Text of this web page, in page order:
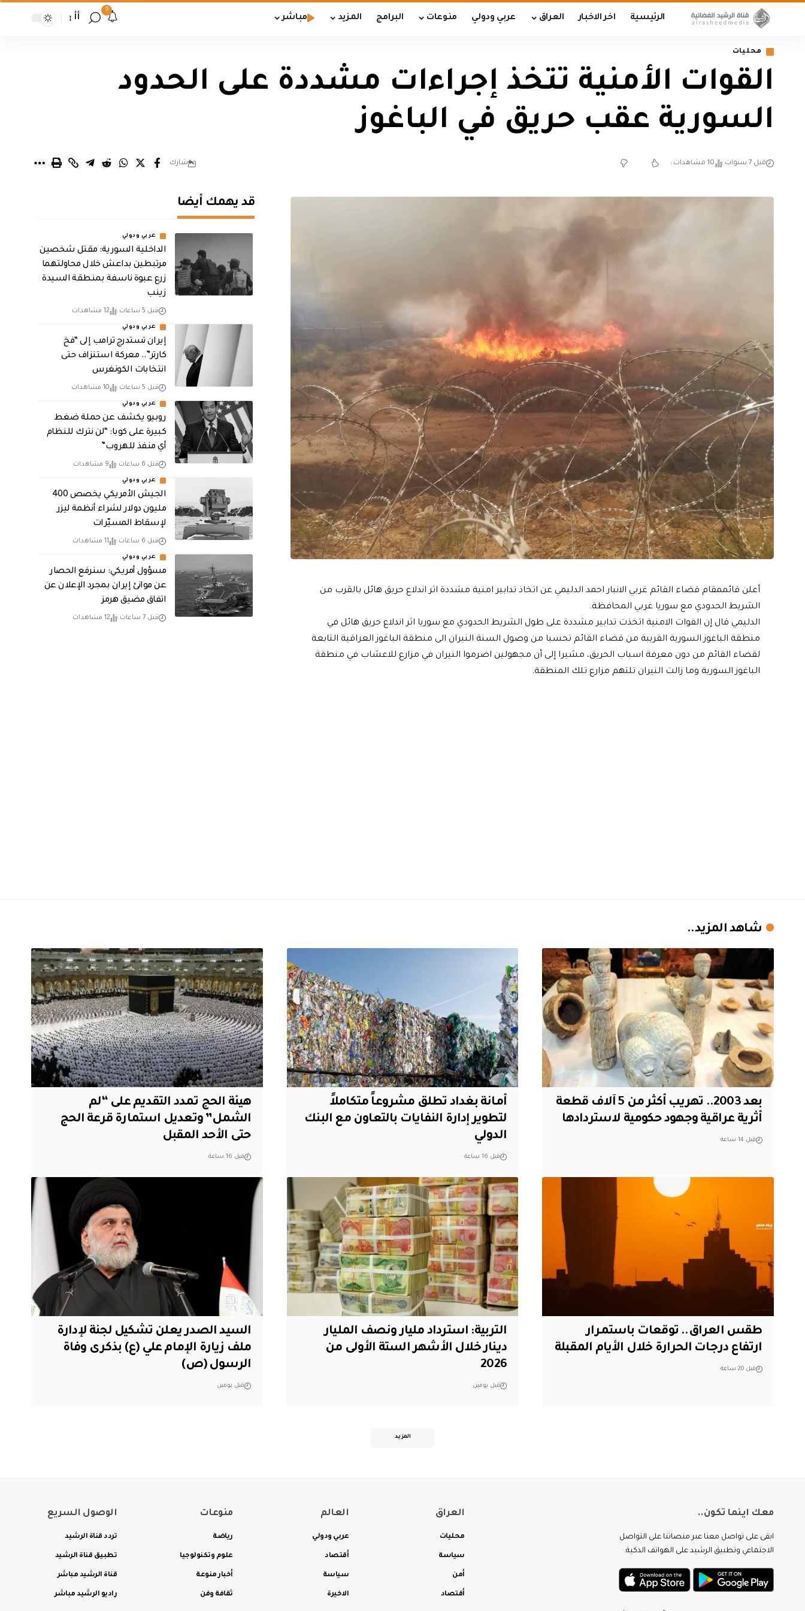
الرئيسية اخر الاخبار العراق عربي ودولي منوعات البرامج المزيد مباشر
9
أأ
محليات
القوات الأمنية تتخذ إجراءات مشددة على الحدود
السورية عقب حريق في الباغوز
قبل 7 سنوات 10 مشاهدات شارك
أعلن قائممقام قضاء القائم غربي الانبار احمد الدليمي عن اتخاذ تدابير امنية مشددة اثر اندلاع حريق هائل بالقرب من
الشريط الحدودي مع سوريا غربي المحافظة.
الدليمي قال إن القوات الامنية اتخذت تدابير مشددة على طول الشريط الحدودي مع سوريا اثر اندلاع حريق هائل في
منطقة الباغوز السورية القريبة من قضاء القائم تحسبا من وصول السنة النيران الى منطقة الباغوز العراقية التابعة
لقضاء القائم من دون معرفة اسباب الحريق، مشيرا إلى أن مجهولين اضرموا النيران في مزارع للاعشاب في منطقة
الباغوز السورية وما زالت النيران تلتهم مزارع تلك المنطقة.
قد يهمك أيضا
عربي ودولي
الداخلية السورية: مقتل شخصين
مرتبطين بداعش خلال محاولتهما
زرع عبوة ناسفة بمنطقة السيدة
زينب
قبل 5 ساعات 12 مشاهدات
عربي ودولي
إيران تستدرج ترامب إلى “فخ
كارتر”.. معركة استنزاف حتى
انتخابات الكونغرس
قبل 5 ساعات 10 مشاهدات
عربي ودولي
روبيو يكشف عن حملة ضغط
كبيرة على كوبا: “لن نترك للنظام
أي منفذ للهروب”
قبل 6 ساعات 9 مشاهدات
عربي ودولي
الجيش الأمريكي يخصص 400
مليون دولار لشراء أنظمة ليزر
لإسقاط المسيّرات
قبل 6 ساعات 11 مشاهدات
عربي ودولي
مسؤول أمريكي: سنرفع الحصار
عن موانئ إيران بمجرد الإعلان عن
اتفاق مضيق هرمز
قبل 7 ساعات 12 مشاهدات
شاهد المزيد..
بعد 2003.. تهريب أكثر من 5 آلاف قطعة
أثرية عراقية وجهود حكومية لاستردادها
قبل 14 ساعة
أمانة بغداد تطلق مشروعاً متكاملاً
لتطوير إدارة النفايات بالتعاون مع البنك
الدولي
قبل 16 ساعة
هيئة الحج تمدد التقديم على “لم
الشمل” وتعديل استمارة قرعة الحج
حتى الأحد المقبل
قبل 16 ساعة
طقس العراق.. توقعات باستمرار
ارتفاع درجات الحرارة خلال الأيام المقبلة
قبل 20 ساعة
التربية: استرداد مليار ونصف المليار
دينار خلال الأشهر الستة الأولى من
2026
قبل يومين
السيد الصدر يعلن تشكيل لجنة لإدارة
ملف زيارة الإمام علي (ع) بذكرى وفاة
الرسول (ص)
قبل يومين
المزيد
معك اينما تكون..
ابقى على تواصل معنا عبر منصاتنا على التواصل
الاجتماعي وتطبيق الرشيد على الهواتف الذكية.
العراق
محليات
سياسة
أمن
أقتصاد
العالم
عربي ودولي
أقتصاد
سياسة
الاخيرة
منوعات
رياضة
علوم وتكنولوجيا
أخبار منوعة
ثقافة وفن
الوصول السريع
تردد قناة الرشيد
تطبيق قناة الرشيد
قناة الرشيد مباشر
راديو الرشيد مباشر